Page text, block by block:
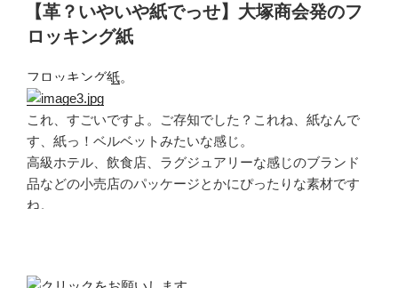
日:【革？いやいや紙でっせ】大塚商会発のフ
ロッキング紙
フロッキング紙。
これ、すごいですよ。ご存知でした？これね、紙なんで
す、紙っ！ベルベットみたいな感じ。
高級ホテル、飲食店、ラグジュアリーな感じのブランド
品などの小売店のパッケージとかにぴったりな素材です
ね。